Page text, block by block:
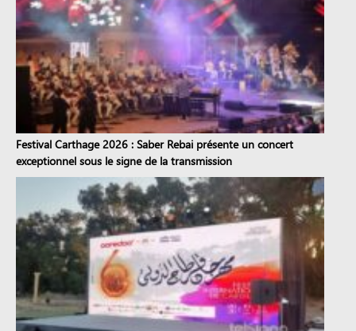
Festival Carthage 2026 : Saber Rebai présente un concert
exceptionnel sous le signe de la transmission